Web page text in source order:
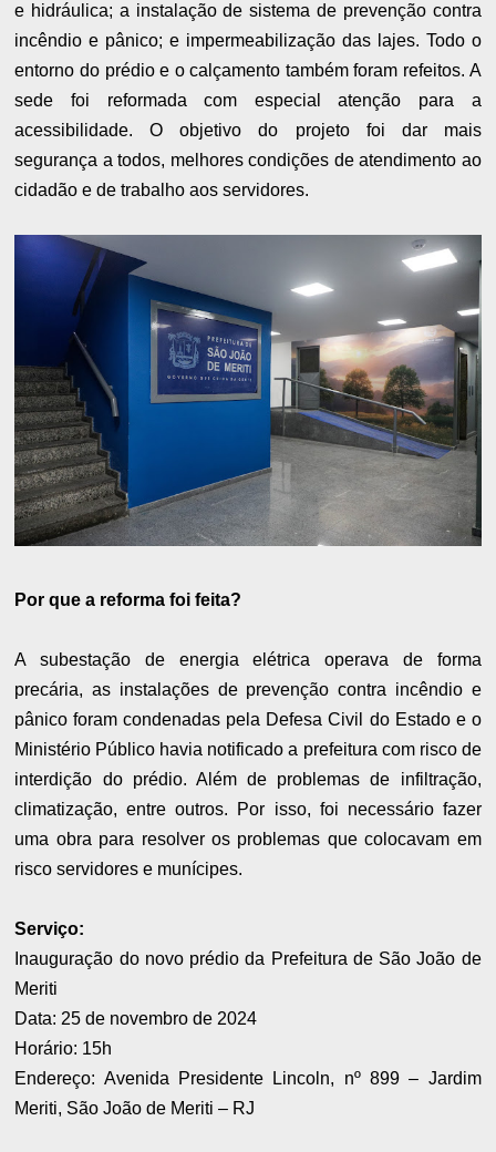
e hidráulica; a instalação de sistema de prevenção contra
incêndio e pânico; e impermeabilização das lajes. Todo o
entorno do prédio e o calçamento também foram refeitos. A
sede foi reformada com especial atenção para a
acessibilidade. O objetivo do projeto foi dar mais
segurança a todos, melhores condições de atendimento ao
cidadão e de trabalho aos servidores.
Por que a reforma foi feita?
A subestação de energia elétrica operava de forma
precária, as instalações de prevenção contra incêndio e
pânico foram condenadas pela Defesa Civil do Estado e o
Ministério Público havia notificado a prefeitura com risco de
interdição do prédio. Além de problemas de infiltração,
climatização, entre outros. Por isso, foi necessário fazer
uma obra para resolver os problemas que colocavam em
risco servidores e munícipes.
Serviço:
Inauguração do novo prédio da Prefeitura de São João de
Meriti
Data: 25 de novembro de 2024
Horário: 15h
Endereço: Avenida Presidente Lincoln, nº 899 – Jardim
Meriti, São João de Meriti – RJ